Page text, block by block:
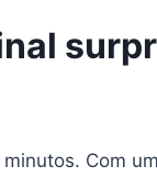
Com